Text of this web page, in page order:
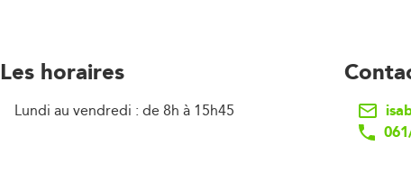
Les horaires
Lundi au vendredi : de 8h à 15h45